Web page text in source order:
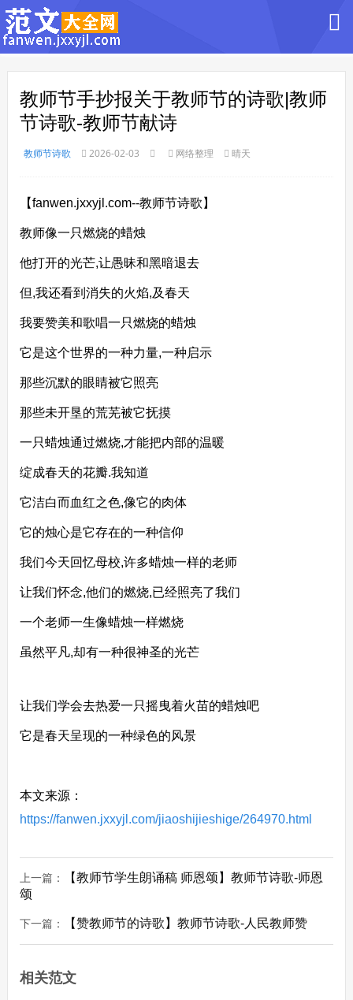
教师节手抄报关于教师节的诗歌|教师
节诗歌-教师节献诗
教师节诗歌 2026-02-03 网络整理 晴天
【fanwen.jxxyjl.com--教师节诗歌】
教师像一只燃烧的蜡烛
他打开的光芒,让愚昧和黑暗退去
但,我还看到消失的火焰,及春天
我要赞美和歌唱一只燃烧的蜡烛
它是这个世界的一种力量,一种启示
那些沉默的眼睛被它照亮
那些未开垦的荒芜被它抚摸
一只蜡烛通过燃烧,才能把内部的温暖
绽成春天的花瓣.我知道
它洁白而血红之色,像它的肉体
它的烛心是它存在的一种信仰
我们今天回忆母校,许多蜡烛一样的老师
让我们怀念,他们的燃烧,已经照亮了我们
一个老师一生像蜡烛一样燃烧
虽然平凡,却有一种很神圣的光芒
让我们学会去热爱一只摇曳着火苗的蜡烛吧
它是春天呈现的一种绿色的风景
本文来源：
https://fanwen.jxxyjl.com/jiaoshijieshige/264970.html
上一篇：
【教师节学生朗诵稿 师恩颂】教师节诗歌-师恩
颂
下一篇： 【赞教师节的诗歌】教师节诗歌-人民教师赞
相关范文